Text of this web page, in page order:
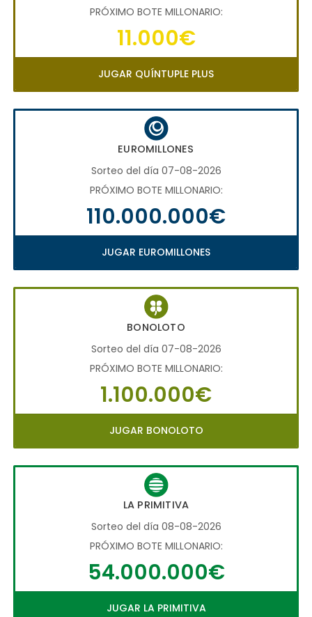
PRÓXIMO BOTE MILLONARIO:
11.000€
JUGAR QUÍNTUPLE PLUS
EUROMILLONES
Sorteo del día 07-08-2026
PRÓXIMO BOTE MILLONARIO:
110.000.000€
JUGAR EUROMILLONES
BONOLOTO
Sorteo del día 07-08-2026
PRÓXIMO BOTE MILLONARIO:
1.100.000€
JUGAR BONOLOTO
LA PRIMITIVA
Sorteo del día 08-08-2026
PRÓXIMO BOTE MILLONARIO:
54.000.000€
JUGAR LA PRIMITIVA